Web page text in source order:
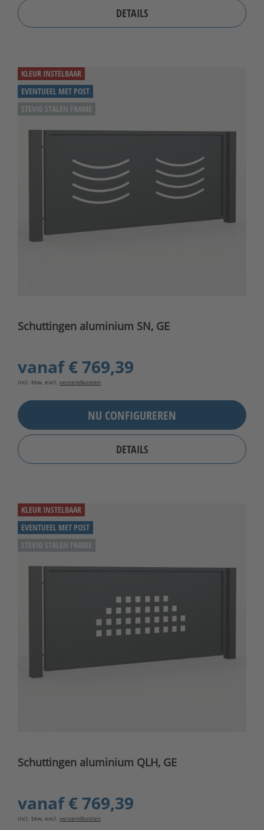
DETAILS
KLEUR INSTELBAAR
EVENTUEEL MET POST
STEVIG STALEN FRAME
Schuttingen aluminium SN, GE
vanaf€ 769,39
incl. btw, excl. verzendkosten
NU CONFIGUREREN
DETAILS
KLEUR INSTELBAAR
EVENTUEEL MET POST
STEVIG STALEN FRAME
Schuttingen aluminium QLH, GE
vanaf€ 769,39
incl. btw, excl. verzendkosten